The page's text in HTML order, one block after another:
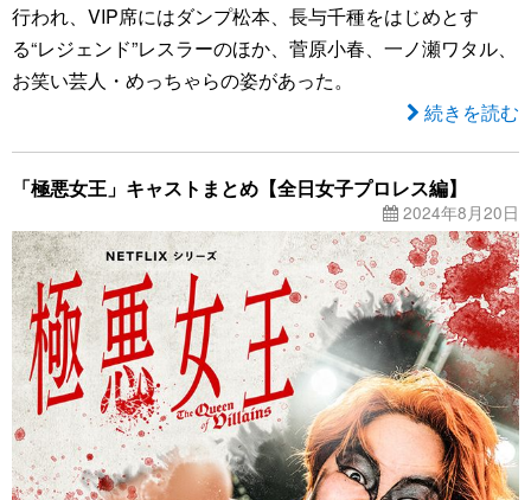
行われ、VIP席にはダンプ松本、長与千種をはじめとす
る“レジェンド”レスラーのほか、菅原小春、一ノ瀬ワタル、
お笑い芸人・めっちゃらの姿があった。
続きを読む
「極悪女王」キャストまとめ【全日女子プロレス編】
2024年8月20日